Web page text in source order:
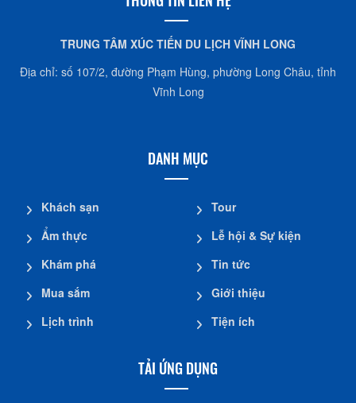
TRUNG TÂM XÚC TIẾN DU LỊCH VĨNH LONG
Địa chỉ: số 107/2, đường Phạm Hùng, phường Long Châu, tỉnh
Vĩnh Long
DANH MỤC
Khách sạn
Ẩm thực
Khám phá
Mua sắm
Lịch trình
Tour
Lễ hội & Sự kiện
Tin tức
Giới thiệu
Tiện ích
TẢI ỨNG DỤNG